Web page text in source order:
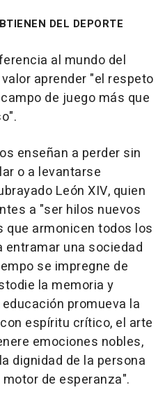
DEL DEPORTE
al mundo del
aprender "el respeto
de juego más que
enseñan a perder sin
o a levantarse
León XIV, quien
a "ser hilos nuevos
que armonicen todos los
entramar una sociedad
se impregne de
la memoria y
promueva la
espíritu crítico, el arte
emociones nobles,
dignidad de la persona
de esperanza".